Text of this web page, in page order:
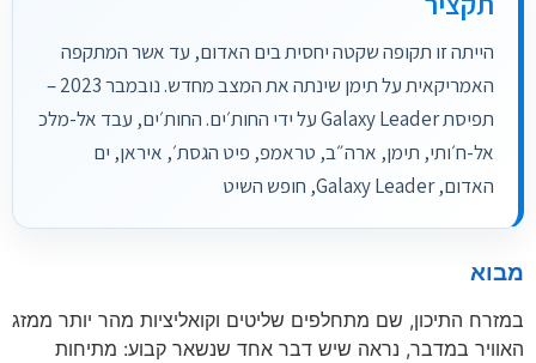
הייתה זו תקופה שקטה יחסית בים האדום, עד אשר המתקפה
האמריקאית על תימן שינתה את המצב מחדש. נובמבר 2023 –
תפיסת Galaxy Leader על ידי החות׳ים. החות׳ים, עבד אל-מלכ
אל-ח׳ותי, תימן, ארה״ב, טראמפ, פיט הגסת׳, איראן, ים
האדום, Galaxy Leader, חופש השיט
מבוא
במזרח התיכון, שם מתחלפים שליטים וקואליציות מהר יותר ממזג
האוויר במדבר, נראה שיש דבר אחד שנשאר קבוע: מתיחות